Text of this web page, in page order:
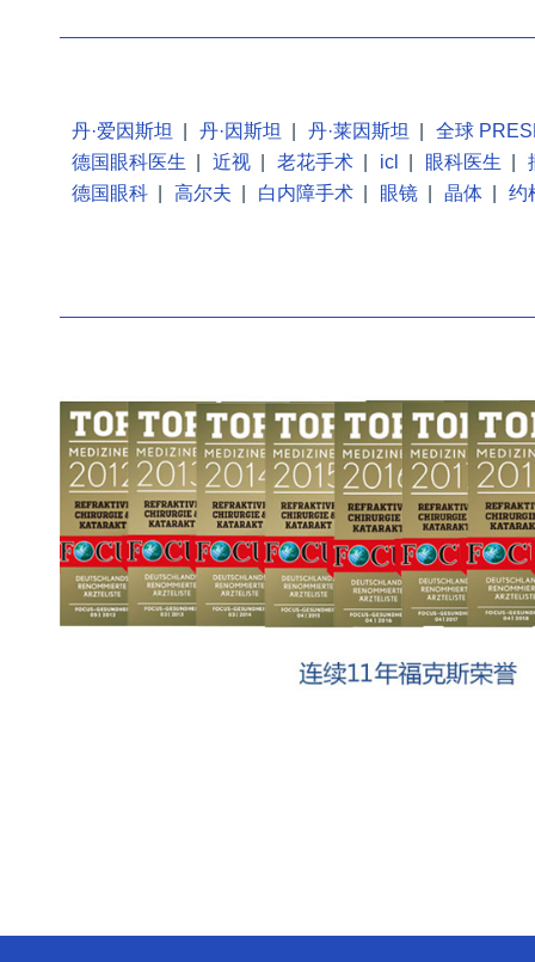
丹·爱因斯坦 丹·因斯坦 丹·莱因斯坦
全球
德国眼科医生
近视 老花手术 icl 眼科医生
德国眼科
高尔夫 白内障手术 眼镜 晶体 约